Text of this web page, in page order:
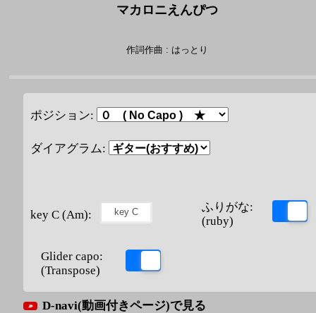
マカロニえんぴつ
作詞作曲 : はっとり
ポジション:
ダイアグラム:
key C (Am):
ふりがな:
(ruby)
Glider capo:
(Transpose)
D-navi(動画付きページ)で見る